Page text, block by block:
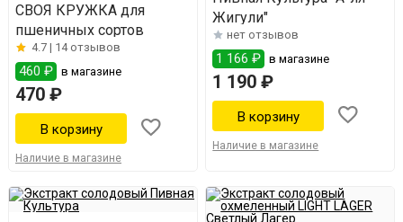
СВОЯ КРУЖКА для
пшеничных сортов
4.7 | 14 отзывов
460 ₽ в магазине
470 ₽
Наличие в магазине
Жигули"
нет отзывов
1 166 ₽ в магазине
1 190 ₽
Наличие в магазине